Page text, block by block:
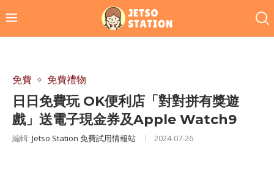
免費 免費禮物
日日免費玩 OK便利店「對對拼有獎遊
戲」送電子現金券及Apple Watch9
編輯: Jetso Station 免費試用情報站 2024-07-26